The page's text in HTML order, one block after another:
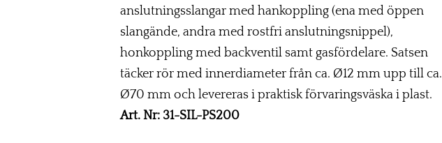
anslutningsslangar med hankoppling (ena med öppen
slangände, andra med rostfri anslutningsnippel),
honkoppling med backventil samt gasfördelare. Satsen
täcker rör med innerdiameter från ca. Ø12 mm upp till ca.
Ø70 mm och levereras i praktisk förvaringsväska i plast.
Art. Nr: 31-SIL-PS200